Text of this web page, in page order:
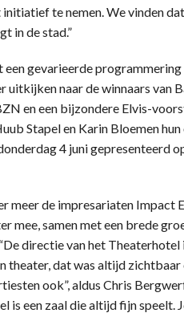
te nemen. We vinden
in de stad.”
gevarieerde programmering
uitkijken naar de winnaars van
en een bijzondere Elvis-
Stapel en Karin Bloemen
4 juni gepresenteerd
meer de impresariaten Impact
mee, samen met een brede
directie van het
theater, dat was altijd
ook”, aldus Chris
is een zaal die altijd fijn